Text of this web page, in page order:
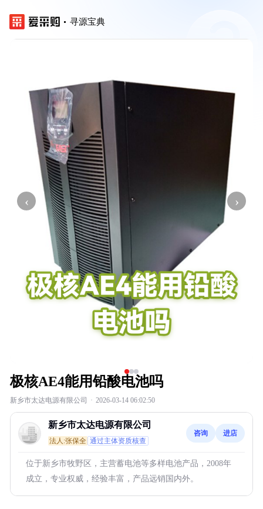
寻源宝典
‹ ›
极核AE4能用铅酸电池吗
新乡市太达电源有限公司 · 2026-03-14 06:02:50
新乡市太达电源有限公司
法人:张保全 通过主体资质核查
咨询 进店
位于新乡市牧野区，主营蓄电池等多样电池产品，2008年
成立，专业权威，经验丰富，产品远销国内外。